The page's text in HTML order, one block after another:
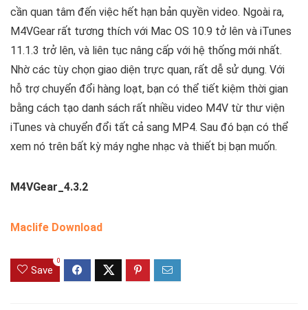
cần quan tâm đến việc hết hạn bản quyền video. Ngoài ra,
M4VGear rất tương thích với Mac OS 10.9 tở lên và iTunes
11.1.3 trở lên, và liên tục nâng cấp với hệ thống mới nhất.
Nhờ các tùy chọn giao diện trực quan, rất dễ sử dụng. Với
hỗ trợ chuyển đổi hàng loạt, bạn có thể tiết kiệm thời gian
bằng cách tạo danh sách rất nhiều video M4V từ thư viện
iTunes và chuyển đổi tất cả sang MP4. Sau đó bạn có thể
xem nó trên bất kỳ máy nghe nhạc và thiết bị bạn muốn.
M4VGear_4.3.2
Maclife Download
Save
0